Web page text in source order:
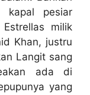
pesiar
milik
Khan, justru
Langit sang
ada di
yang